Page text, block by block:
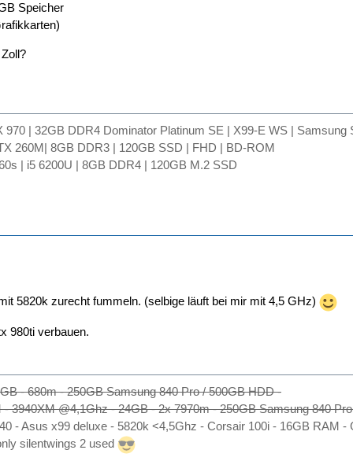
Speicher
970 | 32GB DDR4 Dominator Platinum SE | X99-E WS | Samsung
260M| 8GB DDR3 | 120GB SSD | FHD | BD-ROM
| i5 6200U | 8GB DDR4 | 120GB M.2 SSD
5820k zurecht fummeln. (selbige läuft bei mir mit 4,5 GHz)
980ti verbauen.
- 680m - 250GB Samsung 840 Pro / 500GB HDD -
3940XM @4,1Ghz - 24GB - 2x 7970m - 250GB Samsung 840
- Asus x99 deluxe - 5820k <4,5Ghz - Corsair 100i - 16GB RAM
silentwings 2 used